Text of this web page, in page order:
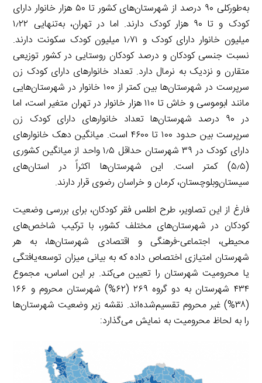
به‌طورکلی ۹۰ درصد از شهرستان‌های کشور تا ۵۰ هزار خانوار دارای
کودک و تا ۹۰ هزار کودک دارند. اما در تهران، به‌تنهایی ۱٫۲۲
میلیون خانوار دارای کودک و ۱٫۷۱ میلیون کودک سکونت دارند.
نسبت جنسی کودکان و درصد کودکان روستایی در کشور توزیعی
متقارن و نزدیک به نرمال دارد. تعداد خانوارهای دارای کودک زن
سرپرست در شهرستان‌ها بین کمتر از ۱۰۰ خانوار در شهرستان‌هایی
مانند ابوموسی و خاش تا ۱۱۰ هزار خانوار در تهران متغیر است، اما
در ۹۰ درصد شهرستان‌ها تعداد خانوارهای دارای کودک زن
سرپرست بین حدود ۱۰۰ تا ۴۶۰۰ است. میانگین دهک خانوارهای
دارای کودک در ۳۹ شهرستان حداقل ۱٫۵ واحد از میانگین کشوری
(۵٫۵) کمتر است. این شهرستان‌ها اکثراً در استان‌های
سیستان‌وبلوچستان، کرمان و خراسان رضوی قرار دارند.
فارغ از این تصاویر، طرح اطلس فقر کودکان، برای بررسی وضعیت
کودکان در شهرستان‌های مختلف کشور، با ترکیب شاخص‌های
محیطی، اجتماعی-فرهنگی و اقتصادی شهرستان‌ها، به هر
شهرستان امتیازی اختصاص داده که به بیانی میزان توسعه‌یافتگی
یا محرومیت شهرستان را تعیین می‌کند. بر این اساس، مجموع
۴۳۴ شهرستان به دو گروه ۲۶۹ (۶۲%) شهرستان محروم و ۱۶۶
(۳۸%) غیر محروم تقسیم‌شده‌اند. نقشه زیر وضعیت شهرستان‌ها
را به لحاظ محرومیت به نمایش می‌گذارد: